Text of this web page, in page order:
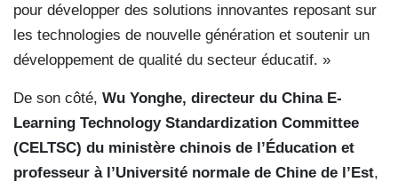
pour développer des solutions innovantes reposant sur
les technologies de nouvelle génération et soutenir un
développement de qualité du secteur éducatif. »
De son côté, Wu Yonghe, directeur du China E-
Learning Technology Standardization Committee
(CELTSC) du ministère chinois de l’Éducation et
professeur à l’Université normale de Chine de l’Est,